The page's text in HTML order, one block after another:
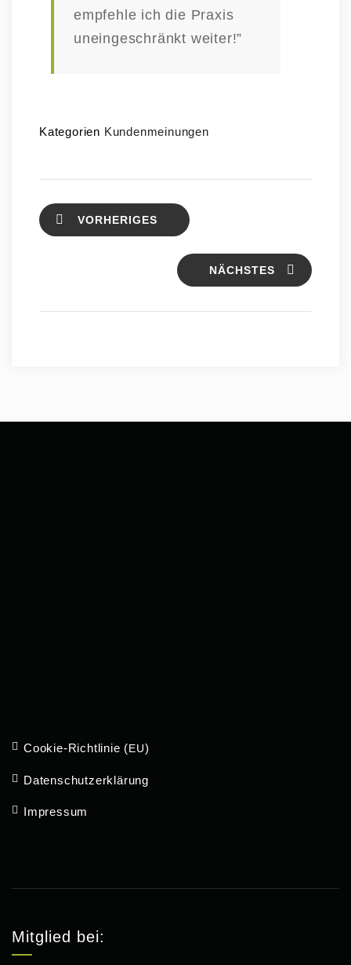
empfehle ich die Praxis
unein­ge­schränkt weiter!”
Kategorien Kundenmeinungen
VORHERIGES
NÄCHSTES
Cookie-Richt­­linie ( EU)
Daten­schutz­er­klärung
Impressum
Mitglied bei: